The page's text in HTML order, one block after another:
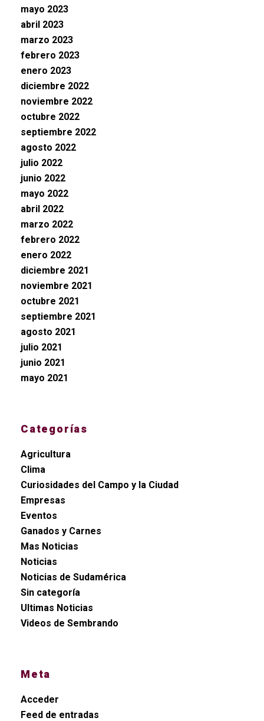
mayo 2023
abril 2023
marzo 2023
febrero 2023
enero 2023
diciembre 2022
noviembre 2022
octubre 2022
septiembre 2022
agosto 2022
julio 2022
junio 2022
mayo 2022
abril 2022
marzo 2022
febrero 2022
enero 2022
diciembre 2021
noviembre 2021
octubre 2021
septiembre 2021
agosto 2021
julio 2021
junio 2021
mayo 2021
Categorías
Agricultura
Clima
Curiosidades del Campo y la Ciudad
Empresas
Eventos
Ganados y Carnes
Mas Noticias
Noticias
Noticias de Sudamérica
Sin categoría
Ultimas Noticias
Videos de Sembrando
Meta
Acceder
Feed de entradas